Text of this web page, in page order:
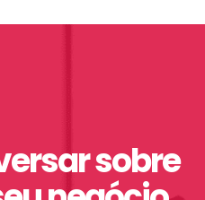
sobre